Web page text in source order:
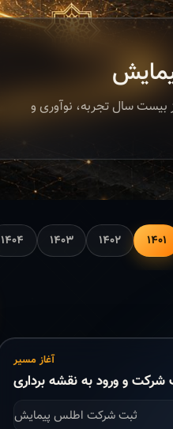
سال تجربه، نوآوری و
۱۴۰۱ ۱۴۰۲ ۱۴۰۳ ۱۴۰۴
آغاز مسیر
شرکت و ورود به نقشه برداری
ثبت شرکت اطلس پیمایش